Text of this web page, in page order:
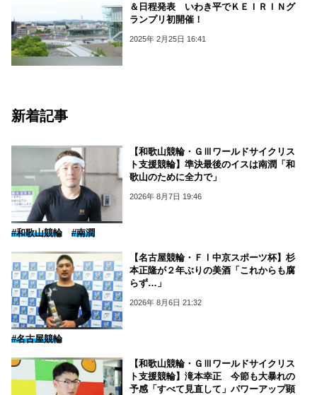
＆日程発表 いわき平でＫＥＩＲＩＮグ
ランプリ初開催！
2025年 2月25日 16:41
新着記事
【和歌山競輪・ＧⅢワールドサイクリス
ト支援競輪】準決最後のイスは南潤「和
歌山のために全力で」
2026年 8月7日 19:46
#和歌山競輪 #南潤
【名古屋競輪・ＦⅠ中京スポーツ杯】杉
本正隆が２年ぶりの美酒「これからも腐
らず…」
2026年 8月6日 21:32
#名古屋競輪
【和歌山競輪・ＧⅢワールドサイクリス
ト支援競輪】滝本幸正 今節も大暴れの
予感「すべて見直して」パワーアップ顕